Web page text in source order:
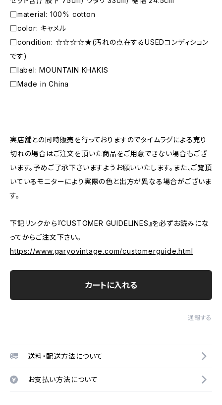
□material: 100% cotton
□color: キャメル
□condition: ☆☆☆☆★(汚れの点在するUSEDコンディション
です)
□label: MOUNTAIN KHAKIS
□Made in China
実店舗との同時販売を行っておりますのでタイムラグによる売り
切れの場合はご注文を頂いた商品をご用意できない場合もござ
います。予めご了承下さいますようお願いいたします。また、ご覧頂
いているモニターにより実際の色と出方が異なる場合がございま
す。
下記リンクから『CUSTOMER GUIDELINES』を必ずお読みにな
ってからご注文下さい。
https://www.garyovintage.com/customerguide.html
カートに入れる
通報する
送料・配送方法について
お支払い方法について